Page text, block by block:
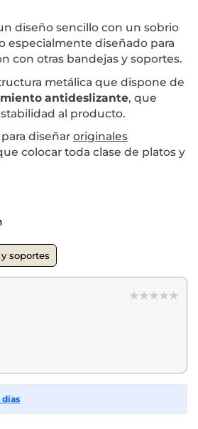
diseño sencillo con un sobrio
especialmente diseñado para
con otras bandejas y soportes.
metálica que dispone de
antideslizante, que
al producto.
diseñar originales
colocar toda clase de platos y
soportes
días